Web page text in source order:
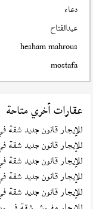
دعاء
عبدالفتاح
hesham mahrous
mostafa
عقارات أخري متاحة
للإيجار قانون جديد شقة
للإيجار قانون جديد شقة
للإيجار قانون جديد شقة
للإيجار قانون جديد شقة
للإيجار قانون جديد شقة